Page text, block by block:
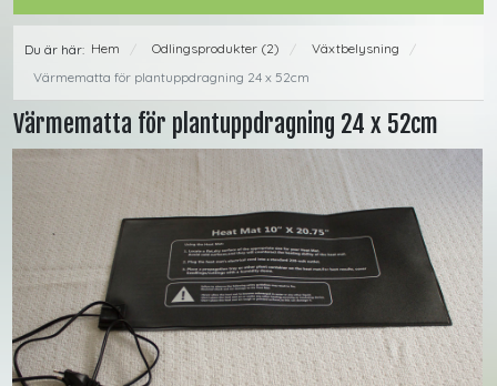
Du är här: Hem / Odlingsprodukter (2) / Växtbelysning
/
Värmematta för plantuppdragning 24 x 52cm
Värmematta för plantuppdragning 24 x 52cm